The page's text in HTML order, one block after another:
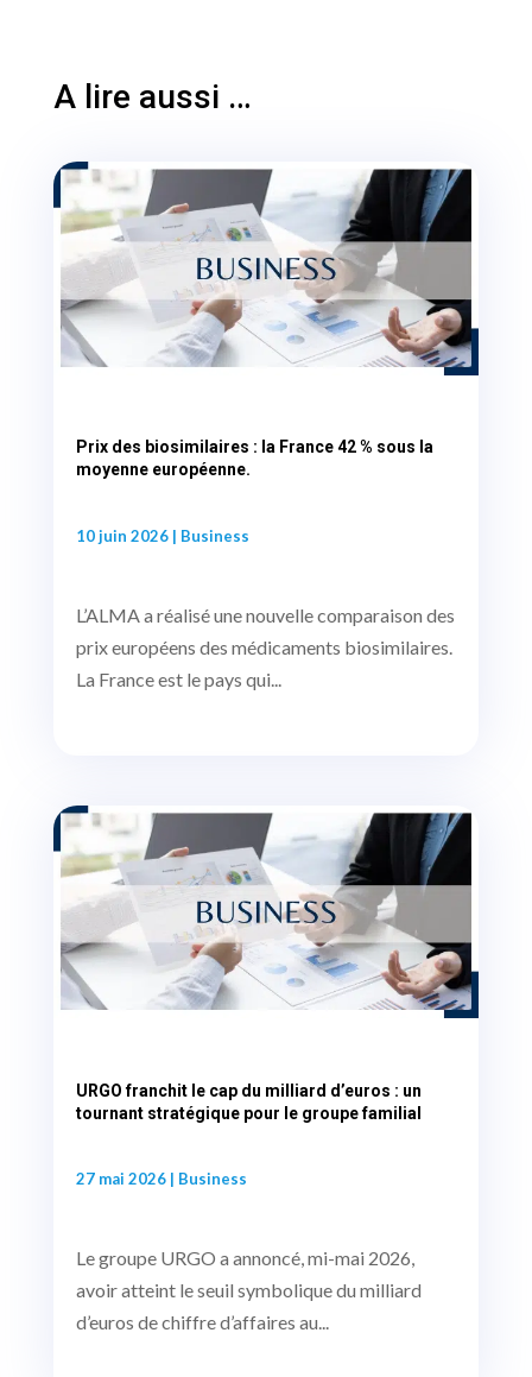
A lire aussi …
Prix des biosimilaires : la France 42 % sous la
moyenne européenne.
10 juin 2026| Business
L’ALMA a réalisé une nouvelle comparaison des
prix européens des médicaments biosimilaires.
La France est le pays qui...
URGO franchit le cap du milliard d’euros : un
tournant stratégique pour le groupe familial
27 mai 2026| Business
Le groupe URGO a annoncé, mi-mai 2026,
avoir atteint le seuil symbolique du milliard
d’euros de chiffre d’affaires au...